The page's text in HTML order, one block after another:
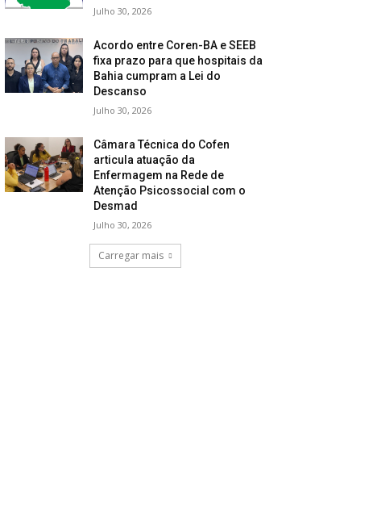
Julho 30, 2026
Acordo entre Coren-BA e SEEB
fixa prazo para que hospitais da
Bahia cumpram a Lei do
Descanso
Julho 30, 2026
Câmara Técnica do Cofen
articula atuação da
Enfermagem na Rede de
Atenção Psicossocial com o
Desmad
Julho 30, 2026
Carregar mais